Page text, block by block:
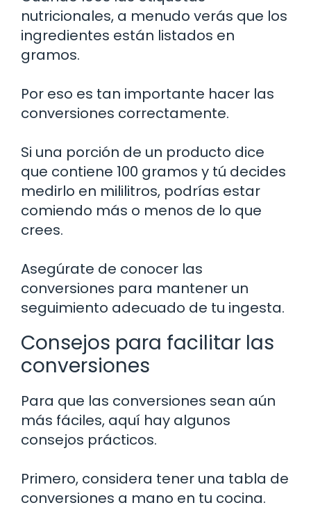
nutricionales, a menudo verás que los
ingredientes están listados en
gramos.
Por eso es tan importante hacer las
conversiones correctamente.
Si una porción de un producto dice
que contiene 100 gramos y tú decides
medirlo en mililitros, podrías estar
comiendo más o menos de lo que
crees.
Asegúrate de conocer las
conversiones para mantener un
seguimiento adecuado de tu ingesta.
Consejos para facilitar las
conversiones
Para que las conversiones sean aún
más fáciles, aquí hay algunos
consejos prácticos.
Primero, considera tener una tabla de
conversiones a mano en tu cocina.